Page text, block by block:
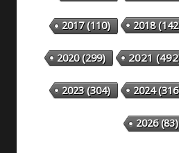
2017(110) 2018
2020(299) 2021
2023(304) 2024
2026(83)